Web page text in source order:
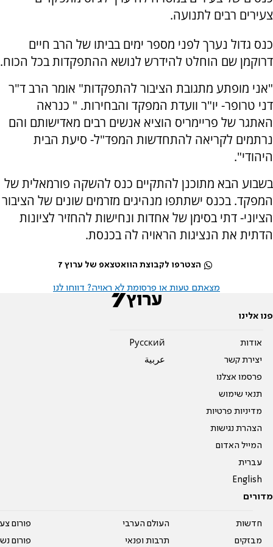
צעירים רבים לתנועה.
כנס גדול נערך לפני מספר ימים בביתו של הרב חיים
דרוקמן שם הוחלט להידרש לנושא ההתפקדות בכל הכוח.
"אני מופתע מתגובת הציבור להתפקדות" אומר הרב ד"ר
דני טרופר- יו"ר וועדת המפקד והבחירות. " כנראה
האתגר של פריימריס הוציא אנשים רבים מאדישותם והם
נרתמים לקריאה להתחדשות המפד"ל- סיעת הבית
היהודי".
בשבוע הבא מתוכנן להתקיים כנס להשקה פורמאלית של
המפקד. בכנס ישתתפו מנהיגים מזרמים שונים של הציבור
הציוני- דתי בסימן של אחדות ונחישות להחזיר לציונות
הדתית את הנציגות הראויה לה בכנסת.
הצטרפו לקבוצת הוואטצאפ של ערוץ 7
מצאתם טעות או פרסומת לא ראויה? דווחו לנו
פנו אלינו
אודות
יצירת קשר
פרסמו אצלנו
תנאי שימוש
מדיניות פרטיות
הצהרת נגישות
המייל האדום
עברית
English
Pусский
عربية
מדורים
חדשות
מבזקים
העולם הערבי
תרבות ופנאי
פורום
פורום